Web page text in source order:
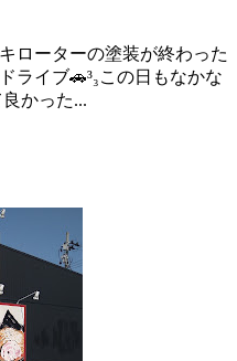
ローターの塗装が終わった
ライブ🚗³₃この日もなかな
かった...